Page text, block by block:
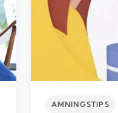
AMNINGSTIPS